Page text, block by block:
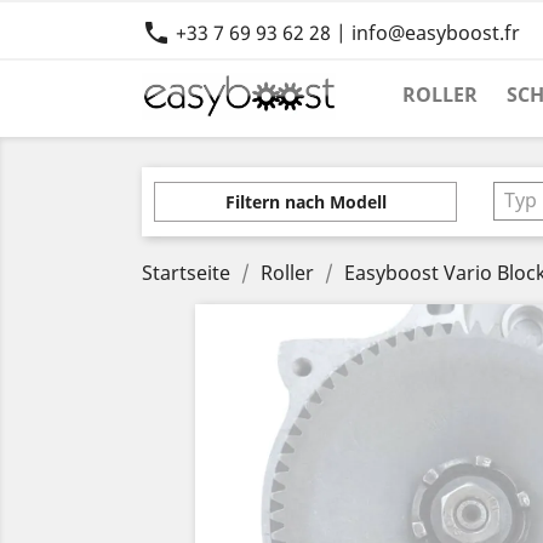
 +33 7 69 93 62 28 | info@easyboost.fr
ROLLER
Filtern nach Modell Typ
Startseite Roller Easyboost Vario